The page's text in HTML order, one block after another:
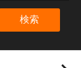
検索